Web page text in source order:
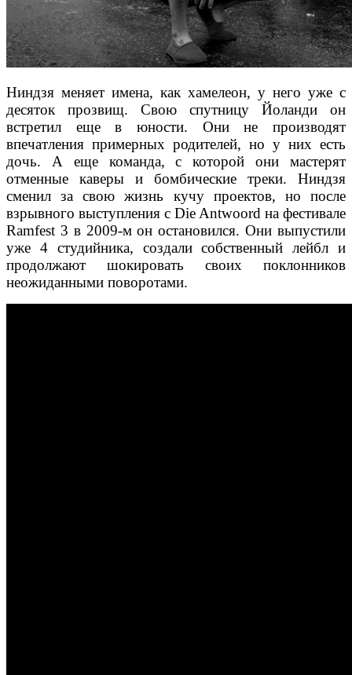
Ниндзя меняет имена, как хамелеон, у него уже с
десяток прозвищ. Свою спутницу Йоланди он
встретил еще в юности. Они не производят
впечатления примерных родителей, но у них есть
дочь. А еще команда, с которой они мастерят
отменные каверы и бомбические треки. Ниндзя
сменил за свою жизнь кучу проектов, но после
взрывного выступления с Die Antwoord на фестивале
Ramfest 3 в 2009-м он остановился. Они выпустили
уже 4 студийника, создали собственный лейбл и
продолжают шокировать своих поклонников
неожиданными поворотами.